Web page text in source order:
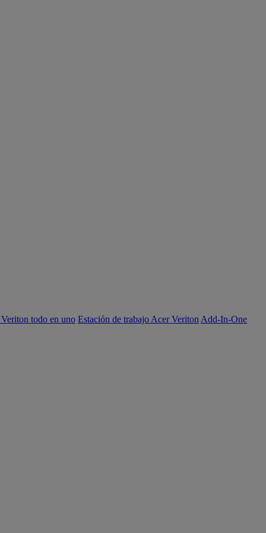
todo en uno Estación de trabajo Acer Veriton Add-In-One